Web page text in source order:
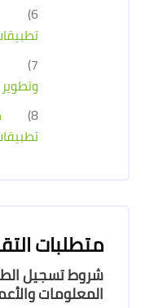
6)
7)
8)
متطلبات
شروط تسجيل
المعلومات